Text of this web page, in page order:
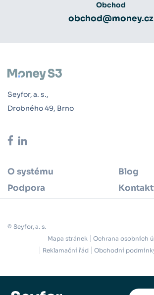
Obchod
obchod@money.cz
Seyfor, a. s.,
Drobného 49, Brno
O systému
Blog
Podpora
© Seyfor, a. s.
Mapa stránek
Ochrana osobních
Reklamační řád
Obchodní